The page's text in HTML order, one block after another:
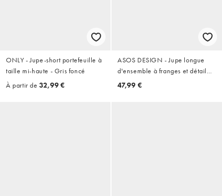
ONLY - Jupe-short portefeuille à
taille mi-haute - Gris foncé
À partir de 32,99 €
ASOS DESIGN - Jupe longue
d'ensemble à franges et détail
paréo - Marron
47,99 €